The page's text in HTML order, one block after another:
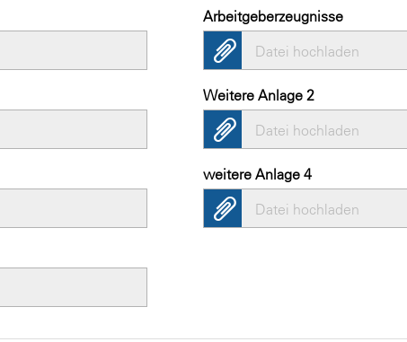
Arbeitgeberzeugnisse
Datei hochladen
Weitere Anlage 2
Datei hochladen
weitere Anlage 4
Datei hochladen